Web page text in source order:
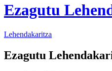
Ezagutu
Lehendakaritza
Ezagutu